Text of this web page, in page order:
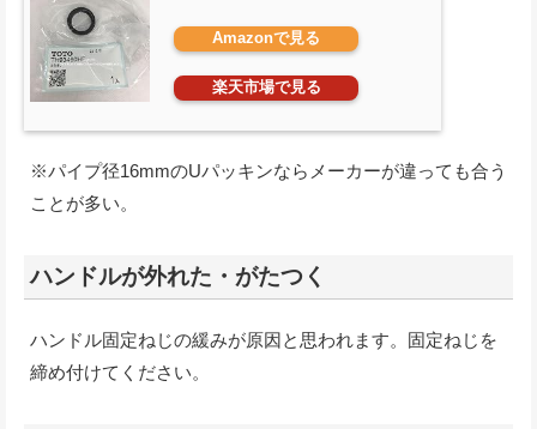
Amazonで見る
楽天市場で見る
※パイプ径16mmのUパッキンならメーカーが違っても合う
ことが多い。
ハンドルが外れた・がたつく
ハンドル固定ねじの緩みが原因と思われます。固定ねじを
締め付けてください。